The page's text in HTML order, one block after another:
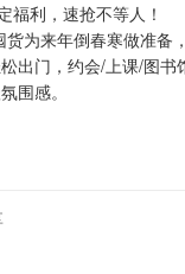
福利，速抢不等人！
为来年倒春寒做准备
出门，约会/上课/图书
围感。